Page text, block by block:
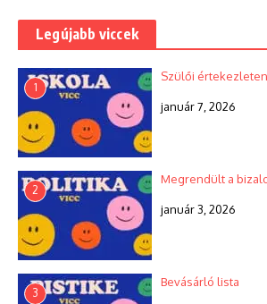
Legújabb viccek
1
Szülői
január 7, 2026
2
Megrendült a
január 3, 2026
3
Bevásárló lista